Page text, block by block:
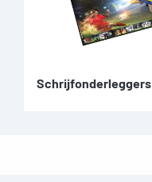
Schrijfonderleggers